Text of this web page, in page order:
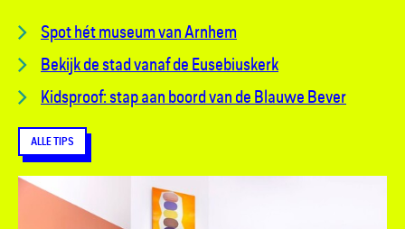
Spot hét museum van Arnhem
Bekijk de stad vanaf de Eusebiuskerk
Kidsproof: stap aan boord van de Blauwe Bever
ALLE TIPS